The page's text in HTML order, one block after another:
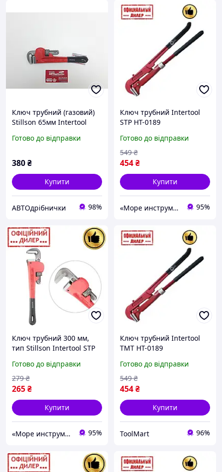
Ключ трубний (газовий)
Stillson 65мм Intertool
Готово до відправки
380₴
Купити
АВТОдрібнички 98%
Ключ трубний Intertool
STP HT-0189
Готово до відправки
454₴
549 ₴
Купити
«Море инструментов» 95%
Ключ трубний 300 мм,
тип Stillson Intertool STP
Готово до відправки
265₴
279 ₴
Купити
«Море инструментов» 95%
Ключ трубний Intertool
TMT HT-0189
Готово до відправки
454₴
549 ₴
Купити
ToolMart 96%